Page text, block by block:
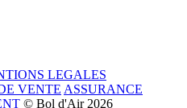
LEGALES
VENTE ASSURANCE
© Bol d'Air 2026